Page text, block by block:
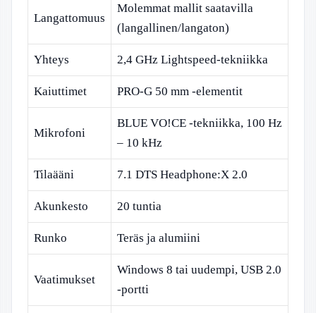
Langattomuus
Molemmat mallit saatavilla
(langallinen/langaton)
Yhteys 2,4 GHz Lightspeed-tekniikka
Kaiuttimet PRO-G 50 mm -elementit
Mikrofoni
BLUE VO!CE -tekniikka, 100 Hz
– 10 kHz
Tilaääni 7.1 DTS Headphone:X 2.0
Akunkesto 20 tuntia
Runko Teräs ja alumiini
Vaatimukset
Windows 8 tai uudempi, USB 2.0
-portti